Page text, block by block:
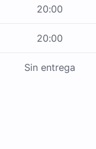
20:00
20:00
Sin entrega